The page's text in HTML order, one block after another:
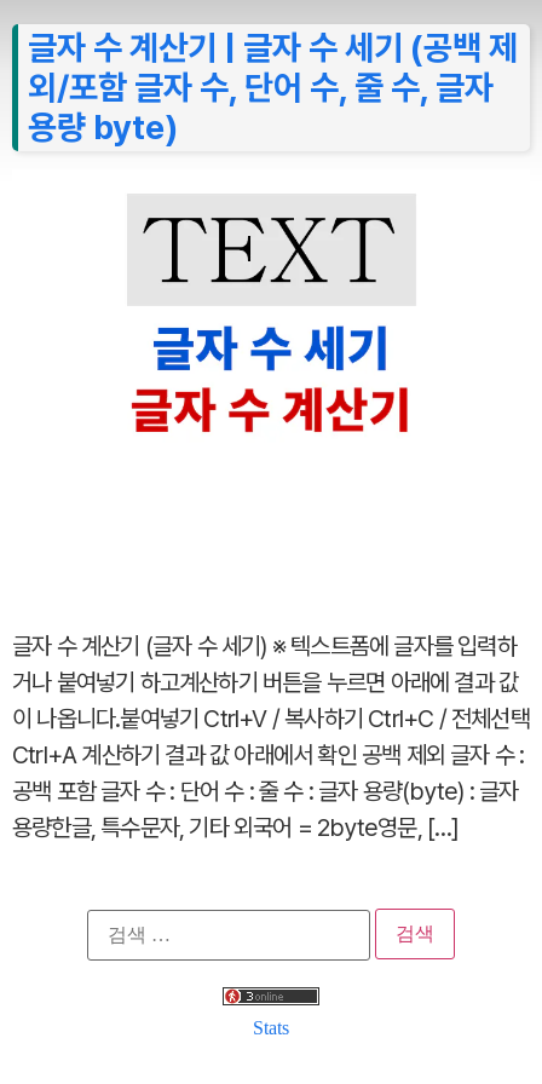
글자 수 계산기 | 글자 수 세기 (공백 제
외/포함 글자 수, 단어 수, 줄 수, 글자
용량 byte)
글자 수 계산기 (글자 수 세기) ※ 텍스트폼에 글자를 입력하
거나 붙여넣기 하고계산하기 버튼을 누르면 아래에 결과 값
이 나옵니다.붙여넣기 Ctrl+V / 복사하기 Ctrl+C / 전체선택
Ctrl+A 계산하기 결과 값 아래에서 확인 공백 제외 글자 수 :
공백 포함 글자 수 : 단어 수 : 줄 수 : 글자 용량(byte) : 글자
용량한글, 특수문자, 기타 외국어 = 2byte영문, […]
검
색:
Stats